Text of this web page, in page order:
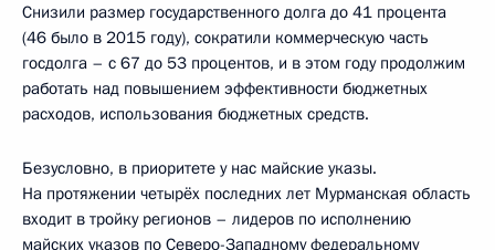
Снизили размер государственного долга до 41 процента
(46 было в 2015 году), сократили коммерческую часть
госдолга – с 67 до 53 процентов, и в этом году продолжим
работать над повышением эффективности бюджетных
расходов, использования бюджетных средств.
Безусловно, в приоритете у нас майские указы.
На протяжении четырёх последних лет Мурманская область
входит в тройку регионов – лидеров по исполнению
майских указов по Северо-Западному федеральному